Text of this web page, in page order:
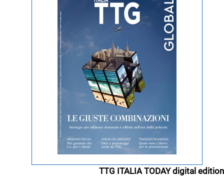
TTG ITALIA TODAY digital edition